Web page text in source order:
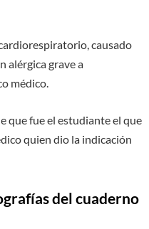
causado
alérgica grave a
médico.
que fue el estudiante el que
quien dio la indicación
del cuaderno